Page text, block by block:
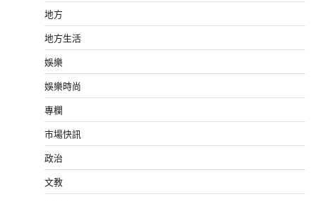
地方
地方生活
娛樂
娛樂時尚
專欄
市場快訊
政治
文教